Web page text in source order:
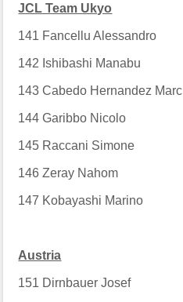
JCL Team Ukyo
141 Fancellu Alessandro
142 Ishibashi Manabu
143 Cabedo Hernandez Marc
144 Garibbo Nicolo
145 Raccani Simone
146 Zeray Nahom
147 Kobayashi Marino
Austria
151 Dirnbauer Josef